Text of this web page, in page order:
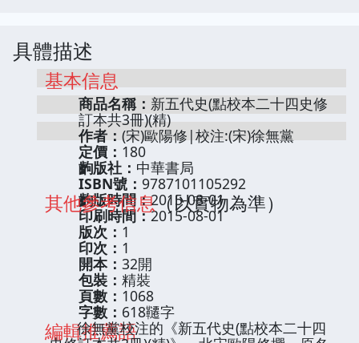
具體描述
基本信息
商品名稱： 新五代史(點校本二十四史修
訂本共3冊)(精)
作者： (宋)歐陽修|校注:(宋)徐無黨
定價： 180
齣版社： 中華書局
ISBN號： 9787101105292
其他參考信息（以實物為準）
齣版時間：2015-08-01
印刷時間：2015-08-01
版次： 1
印次： 1
開本： 32開
包裝： 精裝
頁數： 1068
字數： 618韆字
編輯推薦語
徐無黨校注的《新五代史(點校本二十四